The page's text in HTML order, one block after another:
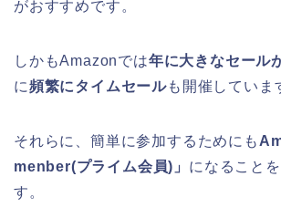
がおすすめです。
しかもAmazonでは年に大きなセール
に頻繁にタイムセールも開催していま
それらに、簡単に参加するためにも
menber(プライム会員)」 になること
す。